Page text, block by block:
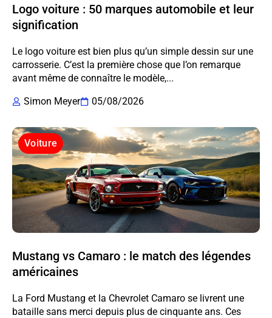
Logo voiture : 50 marques automobile et leur
signification
Le logo voiture est bien plus qu’un simple dessin sur une
carrosserie. C’est la première chose que l’on remarque
avant même de connaître le modèle,...
Simon Meyer
05/08/2026
Voiture
Mustang vs Camaro : le match des légendes
américaines
La Ford Mustang et la Chevrolet Camaro se livrent une
bataille sans merci depuis plus de cinquante ans. Ces